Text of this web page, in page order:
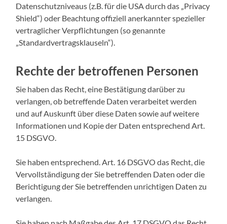
Datenschutzniveaus (z.B. für die USA durch das „Privacy
Shield“) oder Beachtung offiziell anerkannter spezieller
vertraglicher Verpflichtungen (so genannte
„Standardvertragsklauseln“).
Rechte der betroffenen Personen
Sie haben das Recht, eine Bestätigung darüber zu
verlangen, ob betreffende Daten verarbeitet werden
und auf Auskunft über diese Daten sowie auf weitere
Informationen und Kopie der Daten entsprechend Art.
15 DSGVO.
Sie haben entsprechend. Art. 16 DSGVO das Recht, die
Vervollständigung der Sie betreffenden Daten oder die
Berichtigung der Sie betreffenden unrichtigen Daten zu
verlangen.